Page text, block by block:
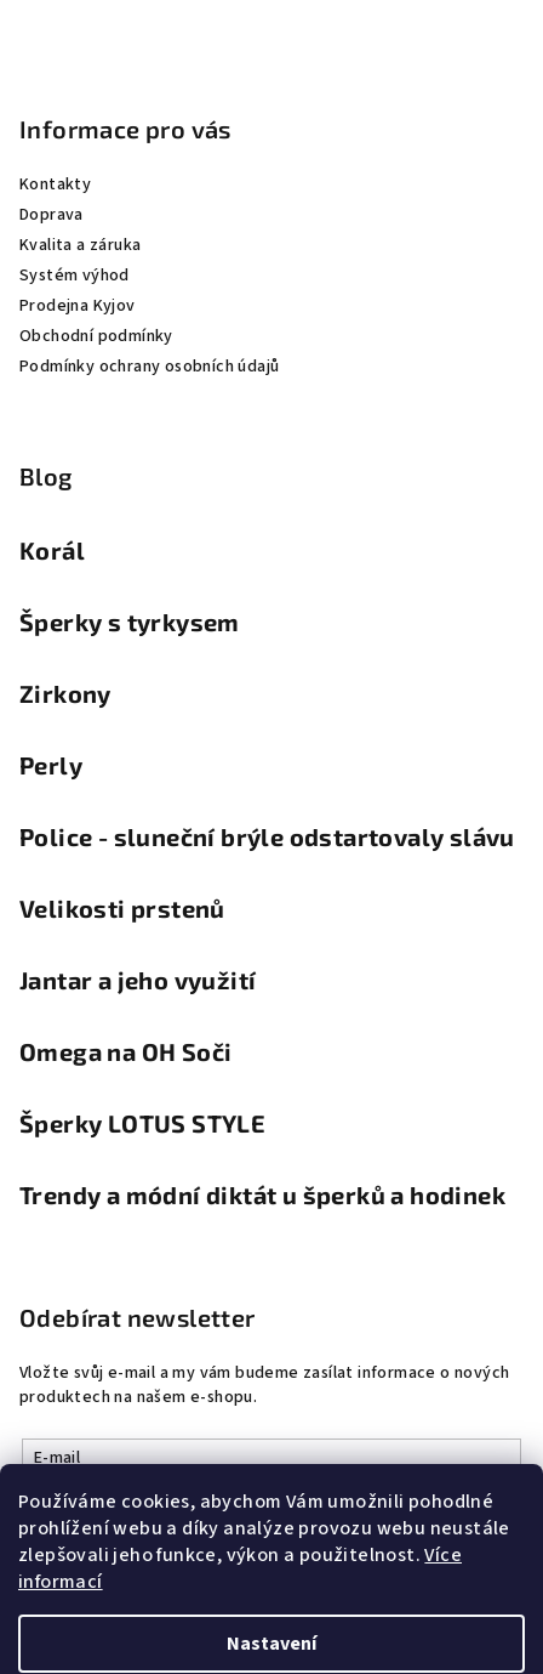
Používáme cookies, abychom Vám umožnili pohodlné
prohlížení webu a díky analýze provozu webu neustále
zlepšovali jeho funkce, výkon a použitelnost.Více
informací
Nastavení
Informace pro vás
Kontakty
Doprava
Kvalita a záruka
Systém výhod
Prodejna Kyjov
Obchodní podmínky
Podmínky ochrany osobních údajů
Blog
Korál
Šperky s tyrkysem
Zirkony
Perly
Police - sluneční brýle odstartovaly slávu
Velikosti prstenů
Jantar a jeho využití
Omega na OH Soči
Šperky LOTUS STYLE
Trendy a módní diktát u šperků a hodinek
Odebírat newsletter
Vložte svůj e-mail a my vám budeme zasílat informace o nových
produktech na našem e-shopu.
E-mail
Vložením e-mailu souhlasíte spodmínkami ochrany osobních
údajů
Přihlásit se